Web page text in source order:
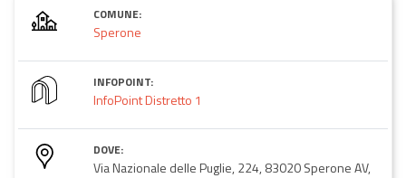
COMUNE:
Sperone
INFOPOINT:
InfoPoint Distretto 1
DOVE:
Via Nazionale delle Puglie, 224, 83020 Sperone AV,